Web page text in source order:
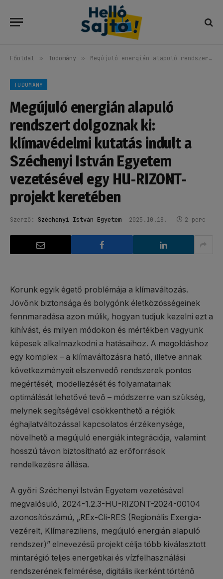
Főoldal » Tudomány » Megújuló energián alapuló rendszert dolgoznak ki: klímavédelmi kutatás indult a Széchenyi István Egyetem vezetésével egy HU-RIZONT-projekt keretében
TUDOMÁNY
Megújuló energián alapuló
rendszert dolgoznak ki:
klímavédelmi kutatás indult a
Széchenyi István Egyetem
vezetésével egy HU-RIZONT-
projekt keretében
Szerző: Széchenyi István Egyetem 2025.10.18. 2 perc
Korunk egyik égető problémája a klímaváltozás.
Jövőnk biztonsága és bolygónk életközösségeinek
fennmaradása azon múlik, hogyan tudjuk kezelni ezt a
kihívást, és milyen módokon és mértékben vagyunk
képesek alkalmazkodni a hatásaihoz. A megoldáshoz
egy komplex – a klímaváltozásra ható, illetve annak
következményeit elszenvedő rendszerek pontos
megértését, modellezését és folyamatainak
optimálását lehetővé tevő – módszerre van szükség,
melynek segítségével csökkenthető a régiók
éghajlatváltozással kapcsolatos érzékenysége,
növelhető a megújuló energiák integrációja, valamint
hosszú távon biztosítható az erőforrások
rendelkezésre állása.
A győri Széchenyi István Egyetem vezetésével
megvalósuló, 2024-1.2.3-HU-RIZONT-2024-00104
azonosítószámú, „REx-Cli-RES (Regionális Exergia-
vezérelt, Klímareziliens, megújuló energián alapuló
rendszer)” elnevezésű projekt célja több kiválasztott
mintarégió teljes energetikai és vízfelhasználási
rendszerének felmérése, digitális ikerként történő